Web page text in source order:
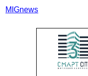
М IGnews